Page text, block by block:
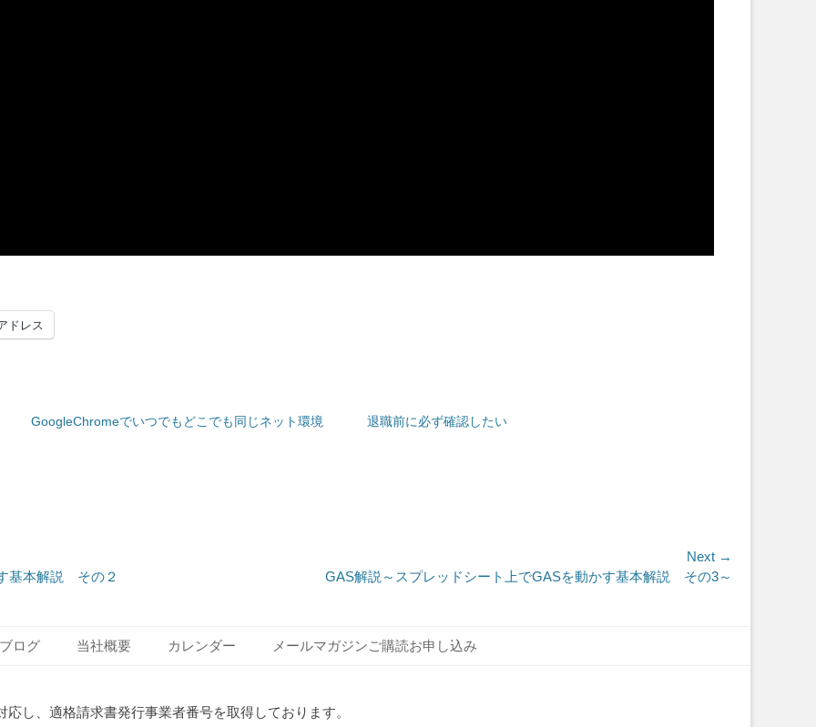
ドレス
GoogleChromeでいつでもどこでも同じネット環境 退職前に必ず確認したい
基本解説 その２
Next →
GAS解説～スプレッドシート上でGASを動かす基本解説 その3～
ブログ 当社概要 カレンダー メールマガジンご購読お申し込み
し、適格請求書発行事業者番号を取得しております。